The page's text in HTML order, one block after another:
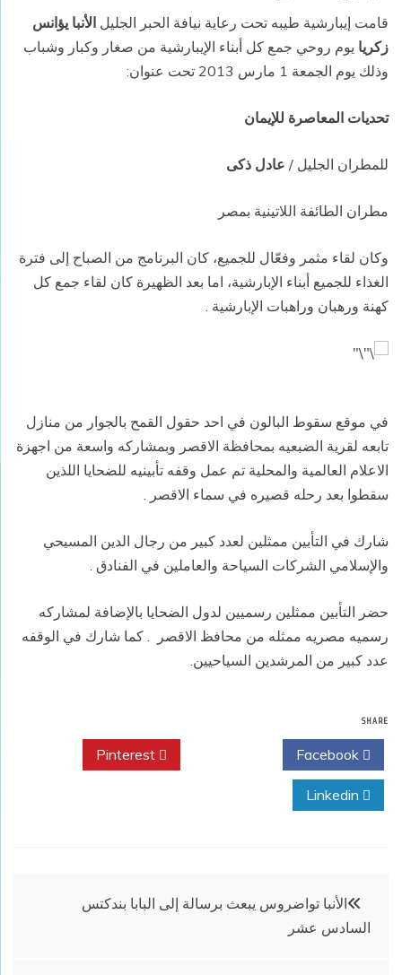
قامت إيبارشية طيبه تحت رعاية نيافة الحبر الجليل الأنبا يؤانس
زكريا يوم روحي جمع كل أبناء الإيبارشية من صغار وكبار وشباب
وذلك يوم الجمعة 1 مارس 2013 تحت عنوان:
تحديات المعاصرة للإيمان
للمطران الجليل / عادل ذكى
مطران الطائفة اللاتينية بمصر
وكان لقاء مثمر وفعّال للجميع، كان البرنامج من الصباح إلى فترة
الغذاء للجميع أبناء الإبارشية، اما بعد الظهيرة كان لقاء جمع كل
كهنة ورهبان وراهبات الإبارشية .
في موقع سقوط البالون في احد حقول القمح بالجوار من منازل
تابعه لقرية الضبعيه بمحافظة الاقصر وبمشاركه واسعة من اجهزة
الاعلام العالمية والمحلية تم عمل وقفه تأبينيه للضحايا اللذين
سقطوا بعد رحله قصيره في سماء الاقصر .
شارك في التأبين ممثلين لعدد كبير من رجال الدين المسيحي
والإسلامي الشركات السياحة والعاملين في الفنادق .
حضر التأبين ممثلين رسميين لدول الضحايا بالإضافة لمشاركه
رسميه مصريه ممثله من محافظ الاقصر
. كما شارك في الوقفه
عدد كبير من المرشدين السياحيين.
SHARE
تصفّح
المقالات
الأنبا تواضروس يبعث برسالة إلى البابا بندكتس
السادس عشر